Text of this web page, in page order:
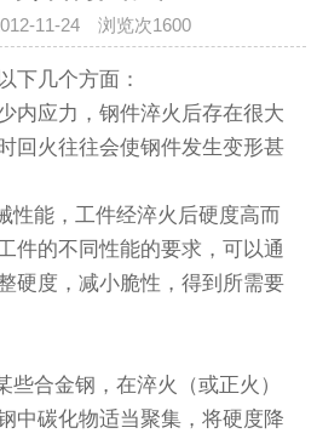
11-24 浏览次1600
以下几个方面：
内应力，钢件淬火后存在很大
回火往往会使钢件发生变形甚
性能，工件经淬火后硬度高而
件的不同性能的要求，可以通
硬度，减小脆性，得到所需要
合金钢，在淬火（或正火）
中碳化物适当聚集，将硬度降